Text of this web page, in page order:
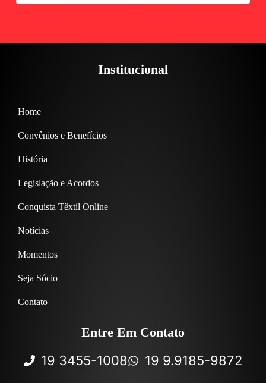
Institucional
Home
Convênios e Benefícios
História
Legislação e Acordos
Conquista Têxtil Online
Notícias
Momentos
Seja Sócio
Contato
Entre Em Contato
19 3455-1008 19 9.9185-9872